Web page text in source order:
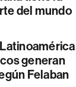
del mundo
generan
Felaban